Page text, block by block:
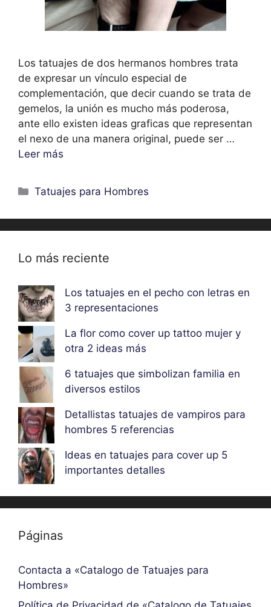
Los tatuajes de dos hermanos hombres trata
de expresar un vínculo especial de
complementación, que decir cuando se trata de
gemelos, la unión es mucho más poderosa,
ante ello existen ideas graficas que representan
el nexo de una manera original, puede ser …
Leer más
Categorías
Tatuajes para Hombres
Lo más reciente
Los tatuajes en el pecho con letras en
3 representaciones
La flor como cover up tattoo mujer y
otra 2 ideas más
6 tatuajes que simbolizan familia en
diversos estilos
Detallistas tatuajes de vampiros para
hombres 5 referencias
Ideas en tatuajes para cover up 5
importantes detalles
Páginas
Contacta a «Catalogo de Tatuajes para
Hombres»